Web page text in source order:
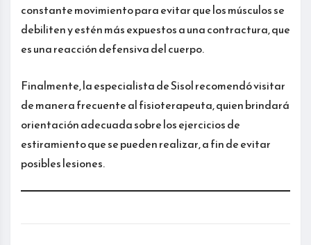
constante movimiento para evitar que los músculos se
debiliten y estén más expuestos a una contractura, que
es una reacción defensiva del cuerpo.
Finalmente, la especialista de Sisol recomendó visitar
de manera frecuente al fisioterapeuta, quien brindará
orientación adecuada sobre los ejercicios de
estiramiento que se pueden realizar, a fin de evitar
posibles lesiones.